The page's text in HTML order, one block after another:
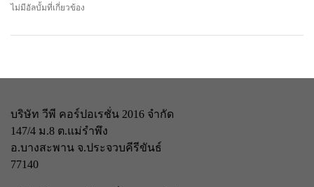
ไม่มีอัลบั้มที่เกี่ยวข้อง
บริษัท วีพี คอร์ปอเรชั่น 2016 จำกัด
147/4 ม.8 ต.แม่รำพึง
อ.บางสะพาน จ.ประจวบคีรีขันธ์
77140